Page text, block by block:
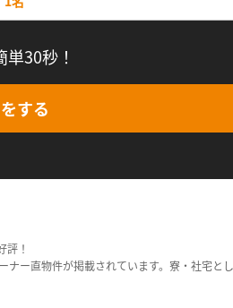
30秒！
する
評！
ー直物件が掲載されています。寮・社宅と